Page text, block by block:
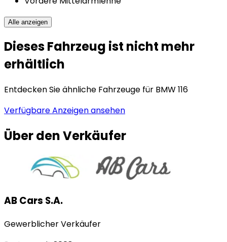
Alle anzeigen
Dieses Fahrzeug ist nicht mehr
erhältlich
Entdecken Sie ähnliche Fahrzeuge für BMW 116
Verfügbare Anzeigen ansehen
Über den Verkäufer
AB Cars S.A.
Gewerblicher Verkäufer